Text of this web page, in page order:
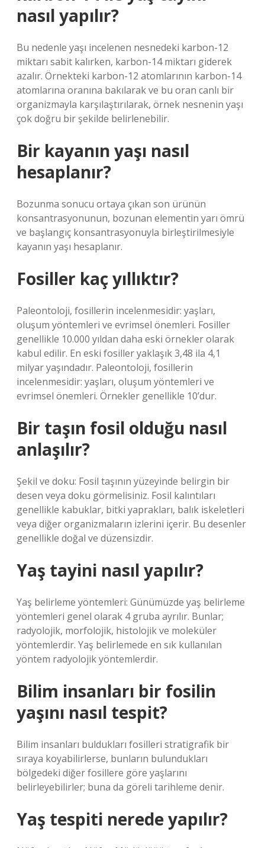
nasıl yapılır?
Bu nedenle yaşı incelenen nesnedeki karbon-12
miktarı sabit kalırken, karbon-14 miktarı giderek
azalır. Örnekteki karbon-12 atomlarının karbon-14
atomlarına oranına bakılarak ve bu oran canlı bir
organizmayla karşılaştırılarak, örnek nesnenin yaşı
çok doğru bir şekilde belirlenebilir.
Bir kayanın yaşı nasıl
hesaplanır?
Bozunma sonucu ortaya çıkan son ürünün
konsantrasyonunun, bozunan elementin yarı ömrü
ve başlangıç ​​konsantrasyonuyla birleştirilmesiyle
kayanın yaşı hesaplanır.
Fosiller kaç yıllıktır?
Paleontoloji, fosillerin incelenmesidir: yaşları,
oluşum yöntemleri ve evrimsel önemleri. Fosiller
genellikle 10.000 yıldan daha eski örnekler olarak
kabul edilir. En eski fosiller yaklaşık 3,48 ila 4,1
milyar yaşındadır. Paleontoloji, fosillerin
incelenmesidir: yaşları, oluşum yöntemleri ve
evrimsel önemleri. Örnekler genellikle 10’dur.
Bir taşın fosil olduğu nasıl
anlaşılır?
Şekil ve doku: Fosil taşının yüzeyinde belirgin bir
desen veya doku görmelisiniz. Fosil kalıntıları
genellikle kabuklar, bitki yaprakları, balık iskeletleri
veya diğer organizmaların izlerini içerir. Bu desenler
genellikle doğal ve düzensizdir.
Yaş tayini nasıl yapılır?
Yaş belirleme yöntemleri: Günümüzde yaş belirleme
yöntemleri genel olarak 4 gruba ayrılır. Bunlar;
radyolojik, morfolojik, histolojik ve moleküler
yöntemlerdir. Yaş belirlemede en sık kullanılan
yöntem radyolojik yöntemlerdir.
Bilim insanları bir fosilin
yaşını nasıl tespit?
Bilim insanları buldukları fosilleri stratigrafik bir
sıraya koyabilirlerse, bunların bulundukları
bölgedeki diğer fosillere göre yaşlarını
belirleyebilirler; buna da göreli tarihleme denir.
Yaş tespiti nerede yapılır?